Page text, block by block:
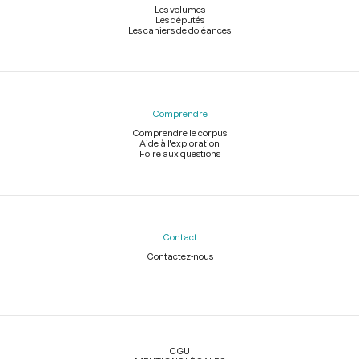
Les volumes
Les députés
Les cahiers de doléances
Comprendre
Comprendre le corpus
Aide à l'exploration
Foire aux questions
Contact
Contactez-nous
Légal
CGU